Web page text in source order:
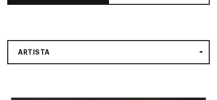
ARTISTA